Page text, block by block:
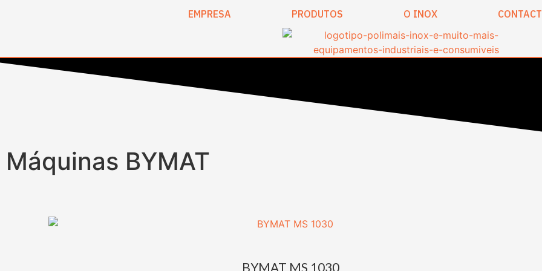
EMPRESA PRODUTOS O INOX
Máquinas BYMAT
BYMAT MS 1030